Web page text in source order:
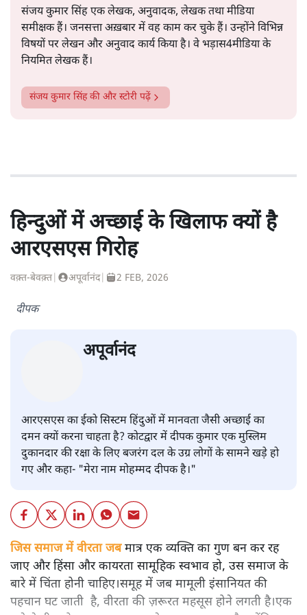
संजय कुमार सिंह एक लेखक, अनुवादक, लेखक तथा मीडिया
समीक्षक हैं। जनसत्ता अख़बार में वह काम कर चुके हैं। उन्होंने विभिन्न
विषयों पर लेखन और अनुवाद कार्य किया है। वे भड़ास4मीडिया के
नियमित लेखक हैं।
संजय कुमार सिंहकी और स्टोरी पढ़ें
हिन्दुओं में अच्छाई के खिलाफ क्यों है
आरएसएस गिरोह
वक़्त-बेवक़्त अपूर्वानंद| 2 FEB, 2026
दीपक
अपूर्वानंद
आरएसएस का ईको सिस्टम हिंदुओं में मानवता जैसी अच्छाई का
दमन क्यों करना चाहता है? कोटद्वार में दीपक कुमार एक मुस्लिम